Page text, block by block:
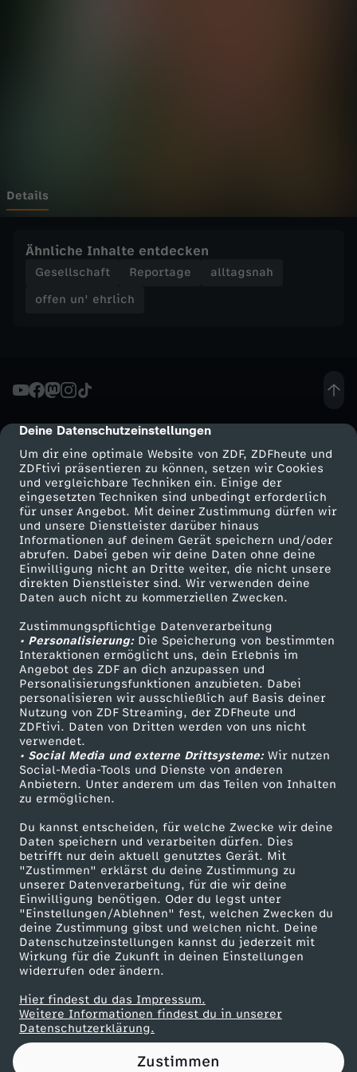
cmp-dialog-description
Deine Datenschutzeinstellungen
Um dir eine optimale Website von ZDF, ZDFheute und
ZDFtivi präsentieren zu können, setzen wir Cookies
und vergleichbare Techniken ein. Einige der
eingesetzten Techniken sind unbedingt erforderlich
für unser Angebot. Mit deiner Zustimmung dürfen wir
und unsere Dienstleister darüber hinaus
Informationen auf deinem Gerät speichern und/oder
abrufen. Dabei geben wir deine Daten ohne deine
Einwilligung nicht an Dritte weiter, die nicht unsere
direkten Dienstleister sind. Wir verwenden deine
Daten auch nicht zu kommerziellen Zwecken.
Zustimmungspflichtige Datenverarbeitung
• Personalisierung:Die Speicherung von bestimmten
Interaktionen ermöglicht uns, dein Erlebnis im
Angebot des ZDF an dich anzupassen und
Personalisierungsfunktionen anzubieten. Dabei
personalisieren wir ausschließlich auf Basis deiner
Nutzung von ZDF Streaming, der ZDFheute und
ZDFtivi. Daten von Dritten werden von uns nicht
verwendet.
• Social Media und externe Drittsysteme:Wir nutzen
Social-Media-Tools und Dienste von anderen
Anbietern. Unter anderem um das Teilen von Inhalten
zu ermöglichen.
Du kannst entscheiden, für welche Zwecke wir deine
Daten speichern und verarbeiten dürfen. Dies
betrifft nur dein aktuell genutztes Gerät. Mit
"Zustimmen" erklärst du deine Zustimmung zu
unserer Datenverarbeitung, für die wir deine
Einwilligung benötigen. Oder du legst unter
"Einstellungen/Ablehnen" fest, welchen Zwecken du
deine Zustimmung gibst und welchen nicht. Deine
Datenschutzeinstellungen kannst du jederzeit mit
Wirkung für die Zukunft in deinen Einstellungen
widerrufen oder ändern.
Hier findest du das Impressum.
Weitere Informationen findest du in unserer
Datenschutzerklärung.
Zustimmen
i
h
E
U
E
B
E
W
E
I
S
E
!
S
i
m
o
n
D
e
Details
Ähnliche Inhalte entdecken
Gesellschaft Reportage
alltagsnah
offen un' ehrlich
Mehr ZDF
ZDF-Apps
Smart TV
ZDFtext
Livestreams
Sendungen A-Z
TV-Programm
Service
ZDFmitreden
Kontakt zum ZDF
Tickets
Zuschauerservice
Hilfe
ZDF Unternehmen
Karriere
ZDF goes Schule
Werbefernsehen
Mainzelmännchen
Partner